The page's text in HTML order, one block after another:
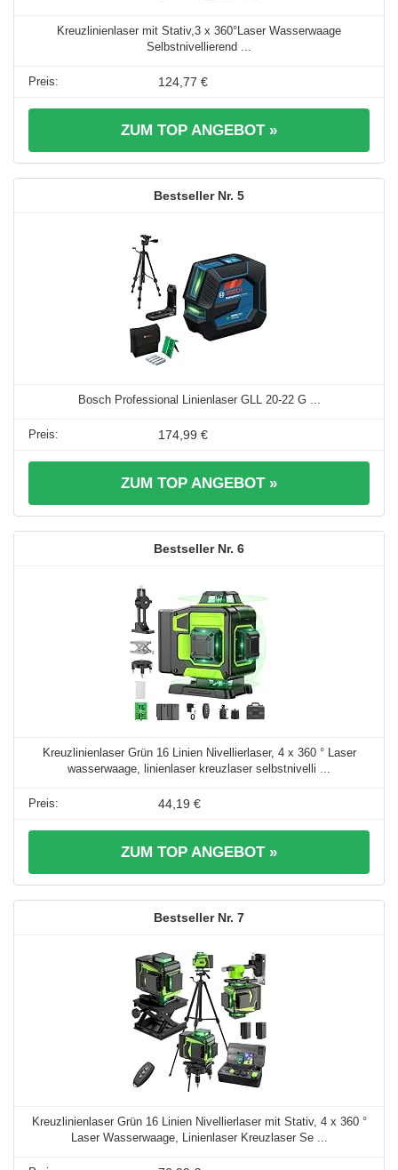
Kreuzlinienlaser mit Stativ,3 x 360°Laser Wasserwaage
Selbstnivellierend ...
124,77 €
ZUM TOP ANGEBOT »
5
Bosch Professional Linienlaser GLL 20-22 G ...
174,99 €
ZUM TOP ANGEBOT »
6
Kreuzlinienlaser Grün 16 Linien Nivellierlaser, 4 x 360 ° Laser
wasserwaage, linienlaser kreuzlaser selbstnivelli ...
44,19 €
ZUM TOP ANGEBOT »
7
Kreuzlinienlaser Grün 16 Linien Nivellierlaser mit Stativ, 4 x 360 °
Laser Wasserwaage, Linienlaser Kreuzlaser Se ...